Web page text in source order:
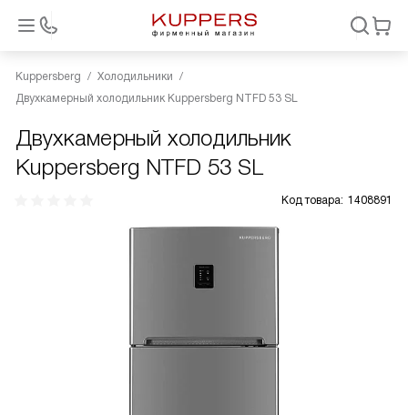
Kuppersberg
Холодильники
Двухкамерный холодильник Kuppersberg NTFD 53 SL
Двухкамерный холодильник
Kuppersberg NTFD 53 SL
Код товара: 1408891